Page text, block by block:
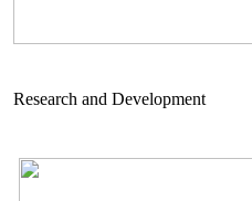
Research and Development